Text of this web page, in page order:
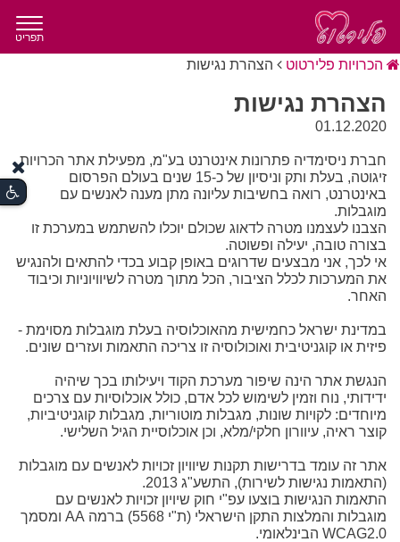
תפריט
הכרויות פלירטוט הצהרת נגישות
הצהרת נגישות
01.12.2020
חברת ניסימדיה פתרונות אינטרנט בע"מ, מפעילת אתר הכרויות
זיגוטה, בעלת ותק וניסיון של כ-15 שנים בעולם הפרסום
באינטרנט, רואה בחשיבות עליונה מתן מענה לאנשים עם
מוגבלות.
הצבנו לעצמנו מטרה לדאוג שכולם יוכלו להשתמש במערכת זו
בצורה טובה, יעילה ופשוטה.
אי לכך, אני מבצעים שדרוגים באופן קבוע בכדי להתאים ולהנגיש
את המערכות לכלל הציבור, הכל מתוך מטרה לשיוויוניות וכיבוד
האחר.
במדינת ישראל כחמישית מהאוכלוסיה בעלת מוגבלות מסוימת -
פיזית או קוגניטיבית ואוכולוסיה זו צריכה התאמות ועזרים שונים.
הנגשת אתר הינה שיפור מערכת הקוד ויעילותו בכך שיהיה
ידידותי, נוח וזמין לשימוש לכל אדם, כולל אוכלוסיות עם צרכים
מיוחדים: לקויות שונות, מגבלות מוטוריות, מגבלות קוגניטיביות,
קוצר ראיה, עיוורון חלקי/מלא, וכן אוכלוסיית הגיל השלישי.
אתר זה עומד בדרישות תקנות שיוויון זכויות לאנשים עם מוגבלות
(התאמות נגישות לשירות), התשע"ג 2013.
התאמות הנגישות בוצעו עפ"י חוק שיויון זכויות לאנשים עם
מוגבלות והמלצות התקן הישראלי (ת"י 5568) ברמה AA ומסמך
WCAG2.0 הבינלאומי.